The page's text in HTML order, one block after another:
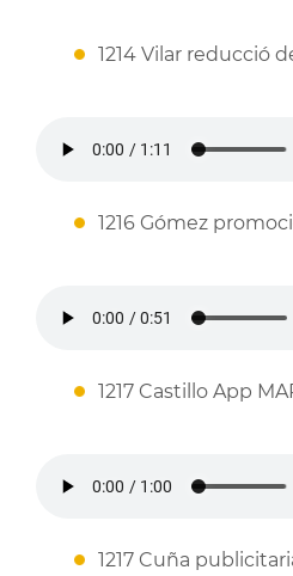
1214 Vilar reducció
1216 Gómez
1217 Castillo App
1217 Cuña